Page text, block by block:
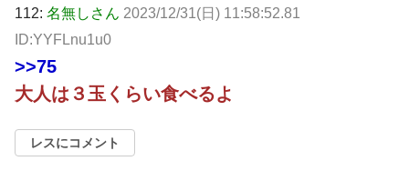
112: 名無しさん 2023/12/31(日) 11:58:52.81
ID:YYFLnu1u0
>>75
大人は３玉くらい食べるよ
レスにコメント